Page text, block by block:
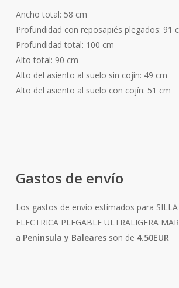
Ancho total: 58 cm
Profundidad con reposapiés plegados: 91
Profundidad total: 100 cm
Alto total: 90 cm
Alto del asiento al suelo sin cojín: 49 cm
Alto del asiento al suelo con cojín: 51 cm
Gastos de envío
Los gastos de envío estimados para SILLA
ELECTRICA PLEGABLE ULTRALIGERA
a Peninsula y Balearesson de 4.50EUR